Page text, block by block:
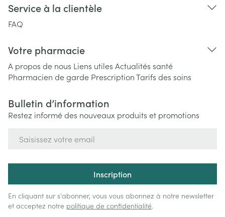
Service à la clientèle
FAQ
Votre pharmacie
A propos de nous Liens utiles Actualités santé
Pharmacien de garde PrescriptionTarifs des soins
Bulletin d’information
Restez informé des nouveaux produits et promotions
Inscription
En cliquant sur s'abonner, vous vous abonnez à notre newsletter
et acceptez notre politique de confidentialité.